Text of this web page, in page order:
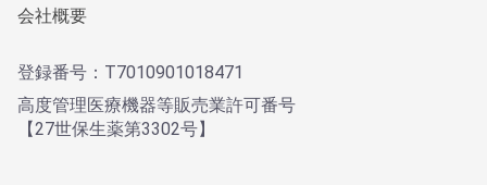
会社概要
登録番号：T7010901018471
高度管理医療機器等販売業許可番号
【27世保生薬第3302号】